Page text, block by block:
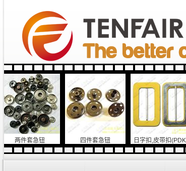
两件套急钮 四件套急钮
日字扣,皮带扣(PDK-
904))